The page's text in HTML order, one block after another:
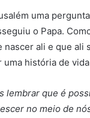
uma
o Papa.
nascer ali e que
uma história de
lembrar que é
no meio de